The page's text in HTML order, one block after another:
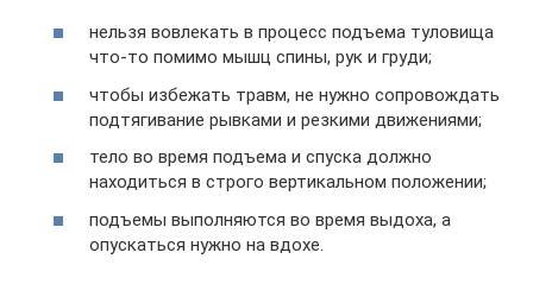
нельзя вовлекать в процесс подъема туловища
что-то помимо мышц спины, рук и груди;
чтобы избежать травм, не нужно сопровождать
подтягивание рывками и резкими движениями;
тело во время подъема и спуска должно
находиться в строго вертикальном положении;
подъемы выполняются во время выдоха, а
опускаться нужно на вдохе.